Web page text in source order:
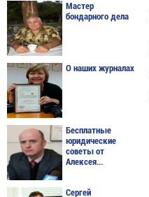
Мастер
бондарного дела
О наших журналах
Бесплатные
юридические
советы от
Алексея...
Сергей